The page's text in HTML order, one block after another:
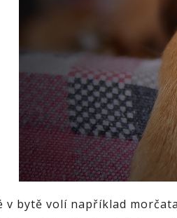
v bytě volí například